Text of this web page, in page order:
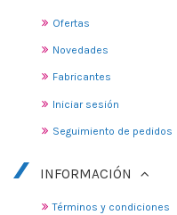
Ofertas
Novedades
Fabricantes
Iniciar sesión
Seguimiento de pedidos
INFORMACIÓN
Términos y condiciones